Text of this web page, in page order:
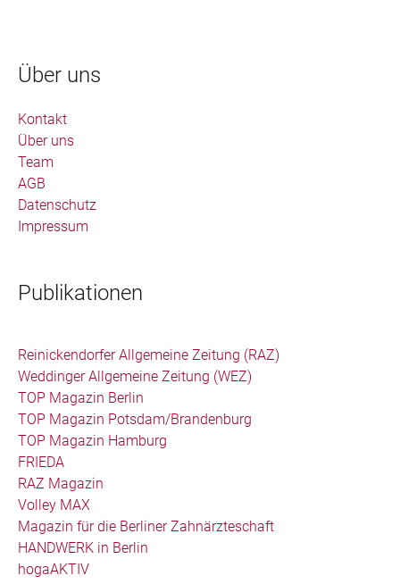
Über uns
Kontakt
Über uns
Team
AGB
Datenschutz
Impressum
Publikationen
Reinickendorfer Allgemeine Zeitung (RAZ)
Weddinger Allgemeine Zeitung (WEZ)
TOP Magazin Berlin
TOP Magazin Potsdam/Brandenburg
TOP Magazin Hamburg
FRIEDA
RAZ Magazin
Volley MAX
Magazin für die Berliner Zahnärzteschaft
HANDWERK in Berlin
hogaAKTIV